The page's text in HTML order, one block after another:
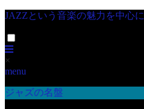
JAZZという音楽の魅力を中心に
×
menu
ジャズの名盤